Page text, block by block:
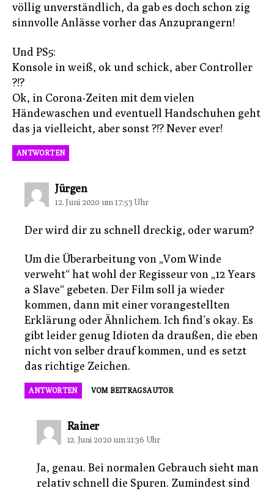
völlig unverständlich, da gab es doch schon zig
sinnvolle Anlässe vorher das Anzuprangern!
Und PS5:
Konsole in weiß, ok und schick, aber Controller
?!?
Ok, in Corona-Zeiten mit dem vielen
Händewaschen und eventuell Handschuhen geht
das ja vielleicht, aber sonst ?!? Never ever!
ANTWORTEN
Jürgensagt:
12. Juni 2020 um 17:53 Uhr
Der wird dir zu schnell dreckig, oder warum?
Um die Überarbeitung von „Vom Winde
verweht“ hat wohl der Regisseur von „12 Years
a Slave“ gebeten. Der Film soll ja wieder
kommen, dann mit einer vorangestellten
Erklärung oder Ähnlichem. Ich find’s okay. Es
gibt leider genug Idioten da draußen, die eben
nicht von selber drauf kommen, und es setzt
das richtige Zeichen.
ANTWORTEN VOM BEITRAGSAUTOR
Rainersagt:
12. Juni 2020 um 21:36 Uhr
Ja, genau. Bei normalen Gebrauch sieht man
relativ schnell die Spuren. Zumindest sind